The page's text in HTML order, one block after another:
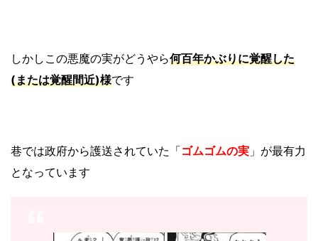
しかしこの悪魔の実がどうやら何百年かぶりに覚醒した
(または覚醒間近)様です
巷では政府から護送されていた「ゴムゴムの実 」が最有力
となっています